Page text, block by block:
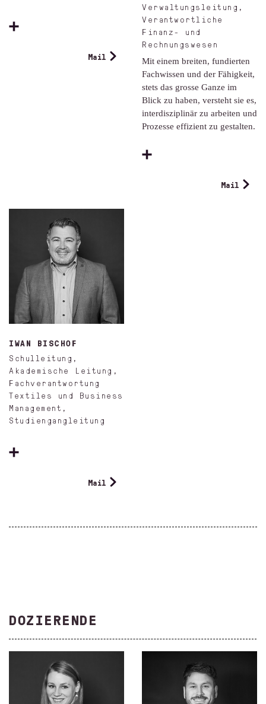
Mail
Verwaltungsleitung,
Verantwortliche
Finanz- und
Rechnungswesen
Mit einem breiten, fundierten
Fachwissen und der Fähigkeit,
stets das grosse Ganze im
Blick zu haben, versteht sie es,
interdisziplinär zu arbeiten und
Prozesse effizient zu gestalten.
Mail
IWAN BISCHOF
Schulleitung,
Akademische Leitung,
Fachverantwortung
Textiles und Business
Management,
Studiengangleitung
Mail
DOZIERENDE